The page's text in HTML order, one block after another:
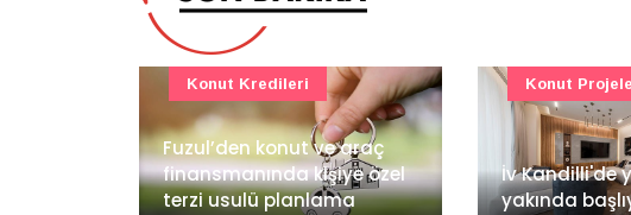
İv Kandilli'de yaşam
yakında başlıyor
Konut Projeleri
BAE’nin ilk
demiryolu
İnşaat imzası
Ulaşım